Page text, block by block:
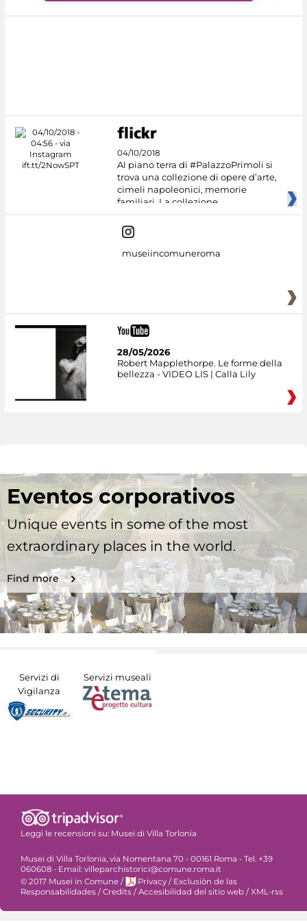
04/10/2018
Al piano terra di #PalazzoPrimoli si
trova una collezione di opere d’arte,
cimeli napoleonici, memorie
familiari. La collezione
museiincomuneroma
28/05/2026
Robert Mapplethorpe. Le forme della
bellezza - VIDEO LIS | Calla Lily
Eventos corporativos
Unique events in some of the most
extraordinary places in the world.
Find more
Servizi di
Vigilanza
Servizi museali
Leggi le recensioni su: Musei di Villa Torlonia
Musei di Villa Torlonia, via Nomentana 70 - 00161 Roma - Tel. +39
060608 - Email: villeparchistorici@comune.roma.it
© 2017 Musei in Comune / Privacy / Exclusiòn de las
Responsabilidades / Credits / Accesibilidad del sitio web / XML-rss